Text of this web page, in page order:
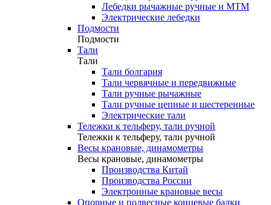
Лебедки рычажные ручные и МТМ
Электрические лебедки
Подмости
Подмости
Тали
Тали
Тали болгария
Тали червячные и передвижные
Тали ручные рычажные
Тали ручные цепные и шестеренные
Электрические тали
Тележки к тельферу, тали ручной
Тележки к тельферу, тали ручной
Весы крановые, динамометры
Весы крановые, динамометры
Производства Китай
Производства России
Электронные крановые весы
Опорные и подвесные концевые балки